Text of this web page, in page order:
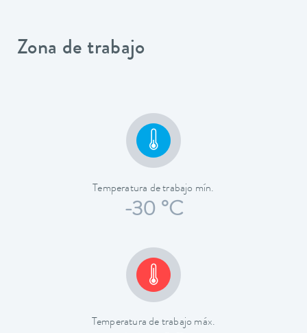
Zona de trabajo
Temperatura de trabajo mín.
-30 °C
Temperatura de trabajo máx.